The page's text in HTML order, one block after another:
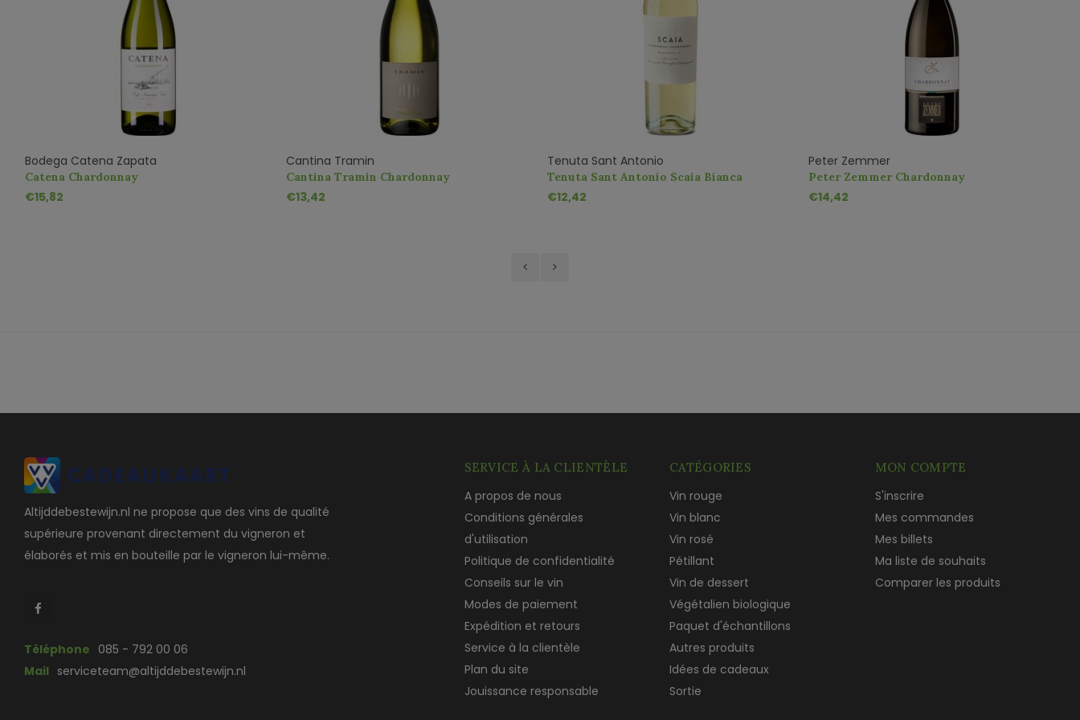
Bodega Catena Zapata
Catena Chardonnay
€15,82
Cantina Tramin
Cantina Tramin Chardonnay
€13,42
Tenuta Sant Antonio
Tenuta Sant Antonio Scaia Bianca
Garganega Chardonnay
€12,42
Peter Zemmer
Peter Zemmer Chardonnay
€14,42
Altijddebestewijn.nl ne propose que des vins de qualité
supérieure provenant directement du vigneron et
élaborés et mis en bouteille par le vigneron lui-même.
Téléphone 085 - 792 00 06
Mail serviceteam@altijddebestewijn.nl
SERVICE À LA CLIENTÈLE
A propos de nous
Conditions générales
d'utilisation
Politique de confidentialité
Conseils sur le vin
Modes de paiement
Expédition et retours
Service à la clientèle
Plan du site
Jouissance responsable
CATÉGORIES
Vin rouge
Vin blanc
Vin rosé
Pétillant
Vin de dessert
Végétalien biologique
Paquet d'échantillons
Autres produits
Idées de cadeaux
Sortie
MON COMPTE
S'inscrire
Mes commandes
Mes billets
Ma liste de souhaits
Comparer les produits